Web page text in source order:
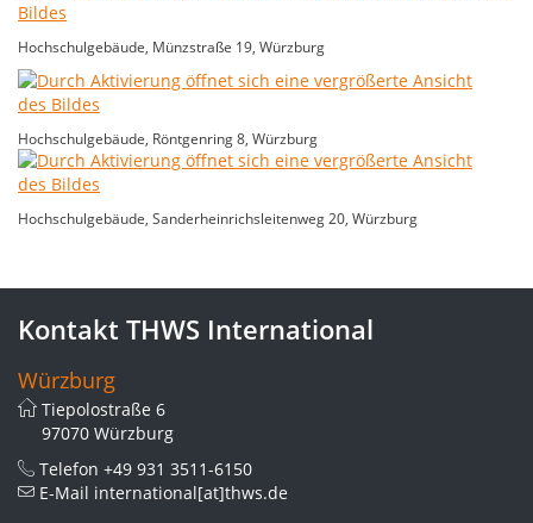
Hochschulgebäude, Münzstraße 19, Würzburg
Hochschulgebäude, Röntgenring 8, Würzburg
Hochschulgebäude, Sanderheinrichsleitenweg 20, Würzburg
Kontakt THWS International
Würzburg
Tiepolostraße 6
97070 Würzburg
Telefon +49 931 3511-6150
E-Mail international[at]thws.de